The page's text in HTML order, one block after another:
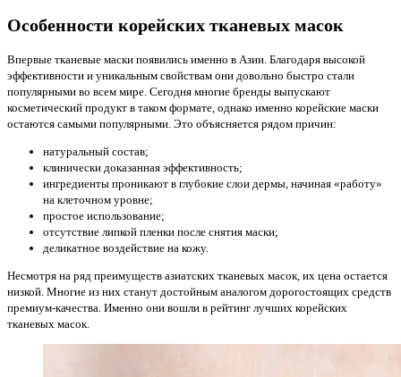
Особенности корейских тканевых масок
Впервые тканевые маски появились именно в Азии. Благодаря высокой
эффективности и уникальным свойствам они довольно быстро стали
популярными во всем мире. Сегодня многие бренды выпускают
косметический продукт в таком формате, однако именно корейские маски
остаются самыми популярными. Это объясняется рядом причин:
натуральный состав;
клинически доказанная эффективность;
ингредиенты проникают в глубокие слои дермы, начиная «работу»
на клеточном уровне;
простое использование;
отсутствие липкой пленки после снятия маски;
деликатное воздействие на кожу.
Несмотря на ряд преимуществ азиатских тканевых масок, их цена остается
низкой. Многие из них станут достойным аналогом дорогостоящих средств
премиум-качества. Именно они вошли в рейтинг лучших корейских
тканевых масок.